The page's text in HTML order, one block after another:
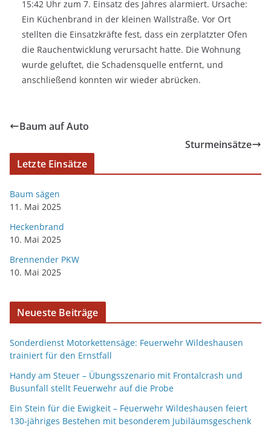
15:42 Uhr zum 7. Einsatz des Jahres alarmiert. Ursache:
Ein Küchenbrand in der kleinen Wallstraße. Vor Ort
stellten die Einsatzkräfte fest, dass ein zerplatzter Ofen
die Rauchentwicklung verursacht hatte. Die Wohnung
wurde geluftet, die Schadensquelle entfernt, und
anschließend konnten wir wieder abrücken.
Baum auf Auto
Sturmeinsätze
Letzte Einsätze
Baum sägen
11. Mai 2025
Heckenbrand
10. Mai 2025
Brennender PKW
10. Mai 2025
Neueste Beiträge
Sonderdienst Motorkettensäge: Feuerwehr Wildeshausen
trainiert für den Ernstfall
Handy am Steuer – Übungsszenario mit Frontalcrash und
Busunfall stellt Feuerwehr auf die Probe
Ein Stein für die Ewigkeit – Feuerwehr Wildeshausen feiert
130-jähriges Bestehen mit besonderem Jubiläumsgeschenk